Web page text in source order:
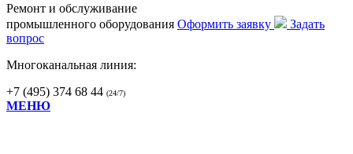
Ремонт и обслуживание
промышленного оборудования Оформить заявку
Задать
вопрос
Многоканальная линия:
+7 (495) 374 68 44 (24/7)
МЕНЮ